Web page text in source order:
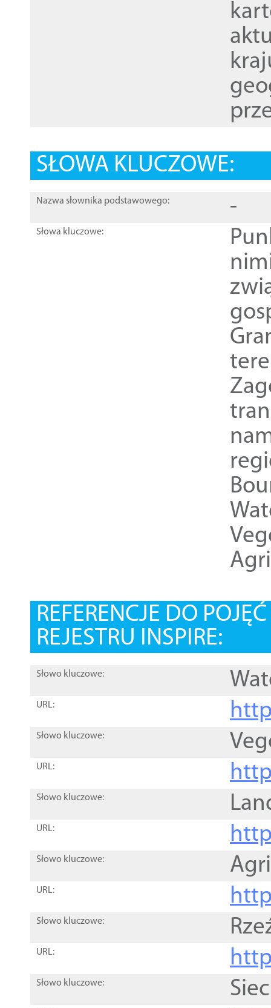
SŁOWA KLUCZOWE:
Nazwa słownika podstawowego: -
Słowa kluczowe:
REFERENCJE DO
REJESTRU INSPIRE:
Słowo kluczowe:
URL:
Słowo kluczowe:
URL:
Słowo kluczowe:
URL:
Słowo kluczowe:
URL:
Słowo kluczowe:
URL:
Słowo kluczowe: